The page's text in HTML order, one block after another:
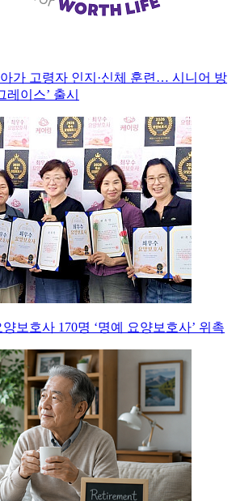
가 고령자 인지·신체 훈련… 시니어 방
레이스’ 출시
보호사 170명 ‘명예 요양보호사’ 위촉